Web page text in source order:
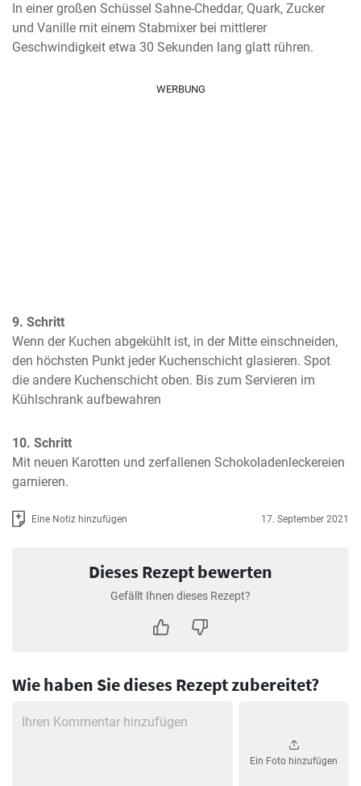
In einer großen Schüssel Sahne-Cheddar, Quark, Zucker
und Vanille mit einem Stabmixer bei mittlerer
Geschwindigkeit etwa 30 Sekunden lang glatt rühren.
WERBUNG
9. Schritt
Wenn der Kuchen abgekühlt ist, in der Mitte einschneiden,
den höchsten Punkt jeder Kuchenschicht glasieren. Spot
die andere Kuchenschicht oben. Bis zum Servieren im
Kühlschrank aufbewahren
10. Schritt
Mit neuen Karotten und zerfallenen Schokoladenleckereien
garnieren.
Eine Notiz hinzufügen 17. September 2021
Dieses Rezept bewerten
Gefällt Ihnen dieses Rezept?
Wie haben Sie dieses Rezept zubereitet?
Ein Foto hinzufügen